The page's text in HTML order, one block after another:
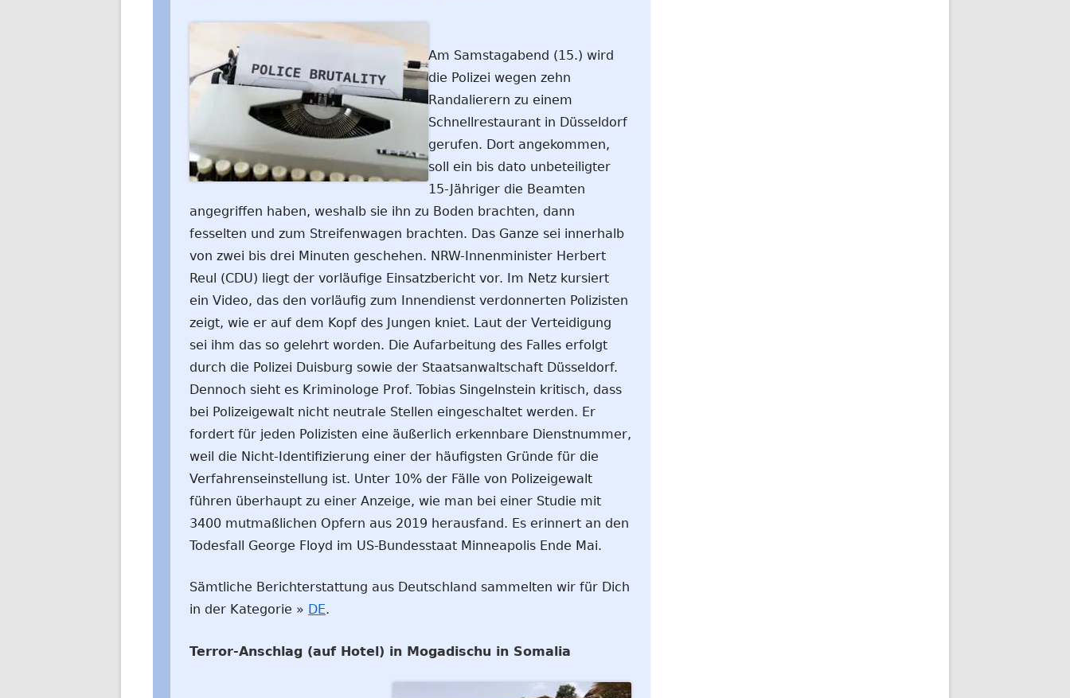
Am Samstagabend (15.) wird
die Polizei wegen zehn
Randalierern zu einem
Schnellrestaurant in Düsseldorf
gerufen. Dort angekommen,
soll ein bis dato unbeteiligter
15-Jähriger die Beamten
angegriffen haben, weshalb sie ihn zu Boden brachten, dann
fesselten und zum Streifenwagen brachten. Das Ganze sei innerhalb
von zwei bis drei Minuten geschehen. NRW-Innenminister Herbert
Reul (CDU) liegt der vorläufige Einsatzbericht vor. Im Netz kursiert
ein Video, das den vorläufig zum Innendienst verdonnerten Polizisten
zeigt, wie er auf dem Kopf des Jungen kniet. Laut der Verteidigung
sei ihm das so gelehrt worden. Die Aufarbeitung des Falles erfolgt
durch die Polizei Duisburg sowie der Staatsanwaltschaft Düsseldorf.
Dennoch sieht es Kriminologe Prof. Tobias Singelnstein kritisch, dass
bei Polizeigewalt nicht neutrale Stellen eingeschaltet werden. Er
fordert für jeden Polizisten eine äußerlich erkennbare Dienstnummer,
weil die Nicht-Identifizierung einer der häufigsten Gründe für die
Verfahrenseinstellung ist. Unter 10% der Fälle von Polizeigewalt
führen überhaupt zu einer Anzeige, wie man bei einer Studie mit
3400 mutmaßlichen Opfern aus 2019 herausfand. Es erinnert an den
Todesfall George Floyd im US-Bundesstaat Minneapolis Ende Mai.
Sämtliche Berichterstattung aus Deutschland sammelten wir für Dich
in der Kategorie » DE.
Terror-Anschlag (auf Hotel) in Mogadischu in Somalia